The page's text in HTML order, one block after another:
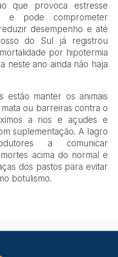
que provoca estresse
e pode comprometer
desempenho e até
do Sul já registrou
por hipotermia
neste ano ainda não haja
estão manter os animais
ou barreiras contra o
a rios e açudes e
suplementação. A Iagro
a comunicar
acima do normal e
dos pastos para evitar
botulismo.